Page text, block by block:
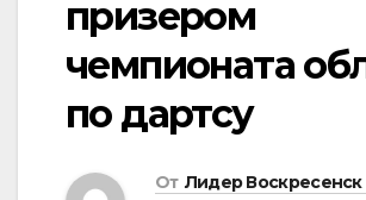
призером
чемпионата
по дартсу
От Лидер Воскресенск